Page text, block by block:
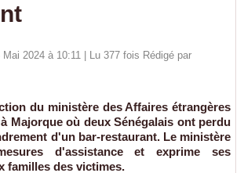
2024 à 10:11 | Lu 377 fois Rédigé par
du ministère des Affaires étrangères
Majorque où deux Sénégalais ont perdu
d'un bar-restaurant. Le ministère
d'assistance et exprime ses
familles des victimes.